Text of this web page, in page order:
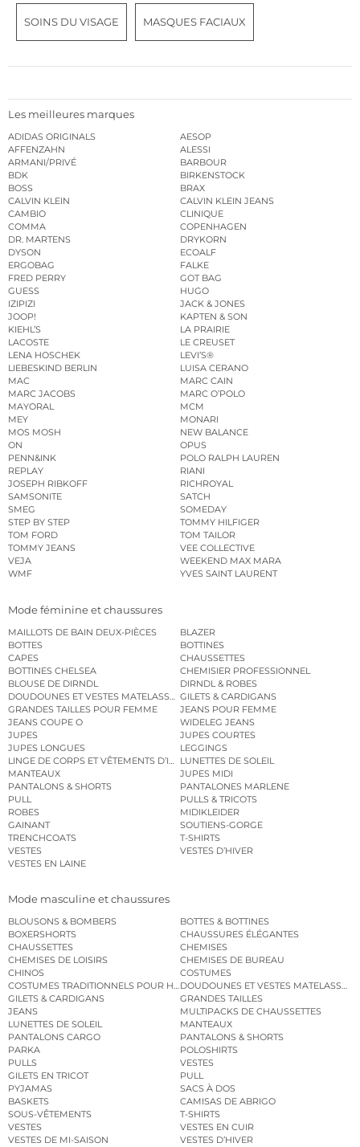
SOINS DU VISAGE MASQUES FACIAUX
Les meilleures marques
ADIDAS ORIGINALS
AESOP
AFFENZAHN
ALESSI
ARMANI/PRIVÉ
BARBOUR
BDK
BIRKENSTOCK
BOSS
BRAX
CALVIN KLEIN
CALVIN KLEIN JEANS
CAMBIO
CLINIQUE
COMMA
COPENHAGEN
DR. MARTENS
DRYKORN
DYSON
ECOALF
ERGOBAG
FALKE
FRED PERRY
GOT BAG
GUESS
HUGO
IZIPIZI
JACK & JONES
JOOP!
KAPTEN & SON
KIEHL’S
LA PRAIRIE
LACOSTE
LE CREUSET
LENA HOSCHEK
LEVI’S®
LIEBESKIND BERLIN
LUISA CERANO
MAC
MARC CAIN
MARC JACOBS
MARC O’POLO
MAYORAL
MCM
MEY
MONARI
MOS MOSH
NEW BALANCE
ON
OPUS
PENN&INK
POLO RALPH LAUREN
REPLAY
RIANI
JOSEPH RIBKOFF
RICHROYAL
SAMSONITE
SATCH
SMEG
SOMEDAY
STEP BY STEP
TOMMY HILFIGER
TOM FORD
TOM TAILOR
TOMMY JEANS
VEE COLLECTIVE
VEJA
WEEKEND MAX MARA
WMF
YVES SAINT LAURENT
Mode féminine et chaussures
MAILLOTS DE BAIN DEUX-PIÈCES
BLAZER
BOTTES
BOTTINES
CAPES
CHAUSSETTES
BOTTINES CHELSEA
CHEMISIER PROFESSIONNEL
BLOUSE DE DIRNDL
DIRNDL & ROBES
DOUDOUNES ET VESTES MATELASSÉESGILETS & CARDIGANS
GRANDES TAILLES POUR FEMME
JEANS POUR FEMME
JEANS COUPE O
WIDELEG JEANS
JUPES
JUPES COURTES
JUPES LONGUES
LEGGINGS
LINGE DE CORPS ET VÊTEMENTS D’INTÉRIEURLUNETTES DE SOLEIL
MANTEAUX
JUPES MIDI
PANTALONS & SHORTS
PANTALONES MARLENE
PULL
PULLS & TRICOTS
ROBES
MIDIKLEIDER
GAINANT
SOUTIENS-GORGE
TRENCHCOATS
T-SHIRTS
VESTES
VESTES D’HIVER
VESTES EN LAINE
Mode masculine et chaussures
BLOUSONS & BOMBERS
BOTTES & BOTTINES
BOXERSHORTS
CHAUSSURES ÉLÉGANTES
CHAUSSETTES
CHEMISES
CHEMISES DE LOISIRS
CHEMISES DE BUREAU
CHINOS
COSTUMES
COSTUMES TRADITIONNELS POUR HOMMEDOUDOUNES ET VESTES MATELASSÉES
GILETS & CARDIGANS
GRANDES TAILLES
JEANS
MULTIPACKS DE CHAUSSETTES
LUNETTES DE SOLEIL
MANTEAUX
PANTALONS CARGO
PANTALONS & SHORTS
PARKA
POLOSHIRTS
PULLS
VESTES
GILETS EN TRICOT
PULL
PYJAMAS
SACS À DOS
BASKETS
CAMISAS DE ABRIGO
SOUS-VÊTEMENTS
T-SHIRTS
VESTES
VESTES EN CUIR
VESTES DE MI-SAISON
VESTES D’HIVER